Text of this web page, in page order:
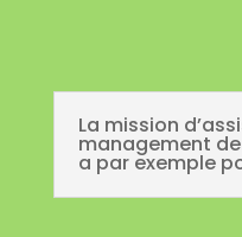
La mission
management
a par exemple